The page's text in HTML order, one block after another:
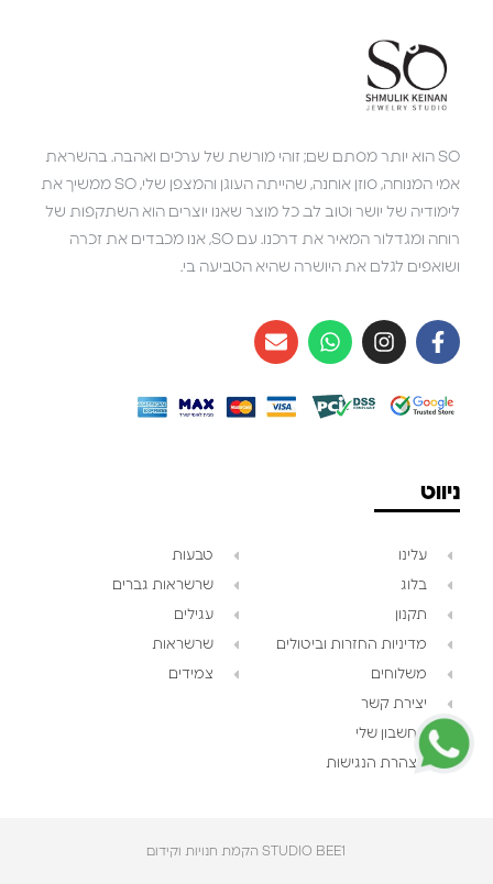
SO הוא יותר מסתם שם; זוהי מורשת של ערכים ואהבה. בהשראת
אמי המנוחה, סוזן אוחנה, שהייתה העוגן והמצפן שלי, SO ממשיך את
לימודיה של יושר וטוב לב. כל מוצר שאנו יוצרים הוא השתקפות של
רוחה ומגדלור המאיר את דרכנו. עם SO, אנו מכבדים את זכרה
ושואפים לגלם את היושרה שהיא הטביעה בי.
ניווט
עלינו
בלוג
תקנון
מדיניות החזרות וביטולים
משלוחים
יצירת קשר
החשבון שלי
הצהרת הנגישות
טבעות
שרשראות גברים
עגילים
שרשראות
צמידים
STUDIO BEE1 הקמת חנויות וקידום‎
💬 זמינים עכשיו